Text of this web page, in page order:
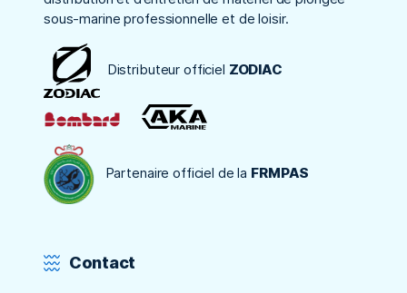
sous-marine professionnelle et de loisir.
Distributeur officiel ZODIAC
Partenaire officiel de la FRMPAS
Contact